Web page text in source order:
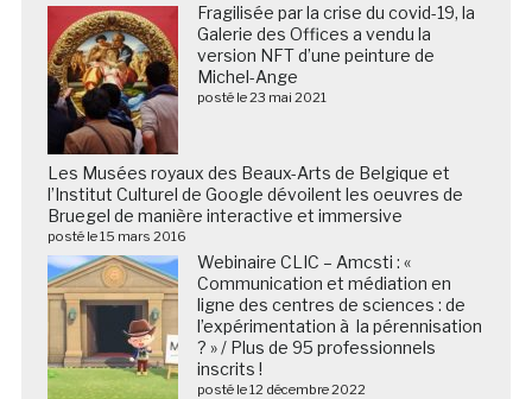
Fragilisée par la crise du covid-19, la
Galerie des Offices a vendu la
version NFT d’une peinture de
Michel-Ange
posté le 23 mai 2021
Les Musées royaux des Beaux-Arts de Belgique et
l’Institut Culturel de Google dévoilent les oeuvres de
Bruegel de manière interactive et immersive
posté le 15 mars 2016
Webinaire CLIC – Amcsti : «
Communication et médiation en
ligne des centres de sciences : de
l’expérimentation à la pérennisation
? » / Plus de 95 professionnels
inscrits !
posté le 12 décembre 2022